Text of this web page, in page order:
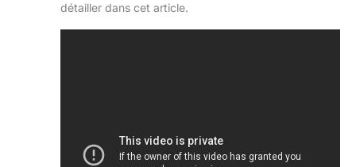
détailler dans cet article.